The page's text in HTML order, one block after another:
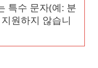
특수 문자(예: 분
원하지 않습니